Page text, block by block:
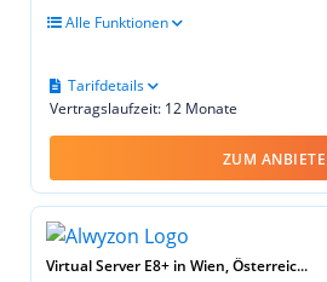
Alle Funktionen
Vertragslaufzeit: 12 Monate
Tarifdetails
ZUM
Virtual Server E8+ in Wien, Österreic...